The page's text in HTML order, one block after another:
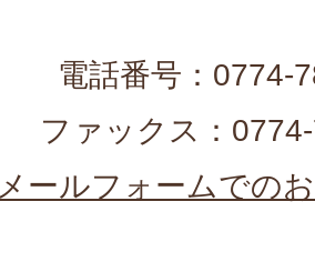
電話番号：0774-
ファックス：
メールフォームでの